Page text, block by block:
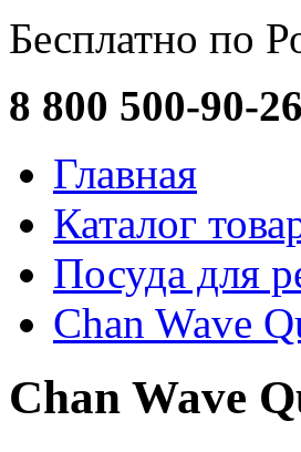
Бесплатно по
8 800 500-90-26
Главная
Каталог
Посуда для
Chan Wave
Chan Wave